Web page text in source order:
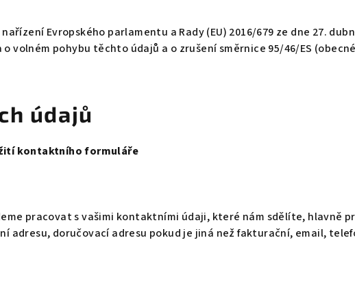
Evropského parlamentu a Rady (EU) 2016/679 ze dne 27.
volném pohybu těchto údajů a o zrušení směrnice 95/46/ES
údajů
kontaktního formuláře
pracovat s vašimi kontaktními údaji, které nám sdělíte, hlavně
adresu, doručovací adresu pokud je jiná než fakturační, email,